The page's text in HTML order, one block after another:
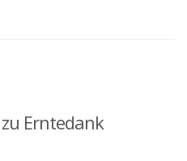
Erntedank